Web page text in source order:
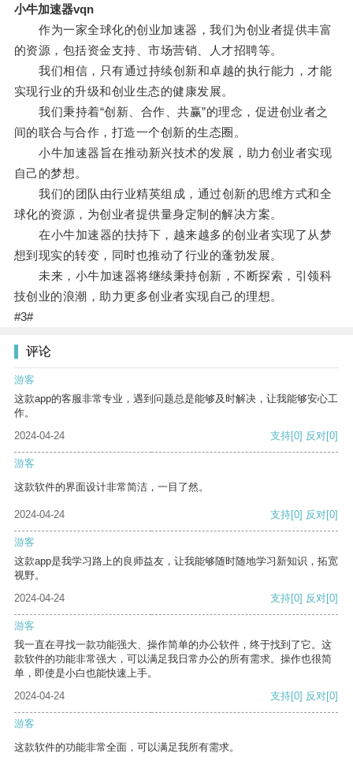
小牛加速器vqn
作为一家全球化的创业加速器，我们为创业者提供丰富
的资源，包括资金支持、市场营销、人才招聘等。
我们相信，只有通过持续创新和卓越的执行能力，才能
实现行业的升级和创业生态的健康发展。
我们秉持着“创新、合作、共赢”的理念，促进创业者之
间的联合与合作，打造一个创新的生态圈。
小牛加速器旨在推动新兴技术的发展，助力创业者实现
自己的梦想。
我们的团队由行业精英组成，通过创新的思维方式和全
球化的资源，为创业者提供量身定制的解决方案。
在小牛加速器的扶持下，越来越多的创业者实现了从梦
想到现实的转变，同时也推动了行业的蓬勃发展。
未来，小牛加速器将继续秉持创新，不断探索，引领科
技创业的浪潮，助力更多创业者实现自己的理想。
#3#
评论
游客
这款app的客服非常专业，遇到问题总是能够及时解决，让我能够安心工
作。
2024-04-24
支持[0] 反对[0]
游客
这款软件的界面设计非常简洁，一目了然。
2024-04-24 支持[0] 反对[0]
游客
这款app是我学习路上的良师益友，让我能够随时随地学习新知识，拓宽
视野。
2024-04-24
支持[0] 反对[0]
游客
我一直在寻找一款功能强大、操作简单的办公软件，终于找到了它。这
款软件的功能非常强大，可以满足我日常办公的所有需求。操作也很简
单，即使是小白也能快速上手。
2024-04-24
支持[0] 反对[0]
游客
这款软件的功能非常全面，可以满足我所有需求。